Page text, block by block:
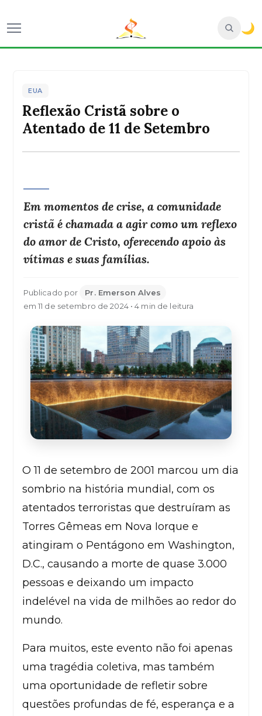
🌙
EUA
Reflexão Cristã sobre o
Atentado de 11 de Setembro
Em momentos de crise, a comunidade
cristã é chamada a agir como um reflexo
do amor de Cristo, oferecendo apoio às
vítimas e suas famílias.
Publicado por
Pr. Emerson Alves
em 11 de setembro de 2024 • 4 min de leitura
O 11 de setembro de 2001 marcou um dia
sombrio na história mundial, com os
atentados terroristas que destruíram as
Torres Gêmeas em Nova Iorque e
atingiram o Pentágono em Washington,
D.C., causando a morte de quase 3.000
pessoas e deixando um impacto
indelével na vida de milhões ao redor do
mundo.
Para muitos, este evento não foi apenas
uma tragédia coletiva, mas também
uma oportunidade de refletir sobre
questões profundas de fé, esperança e a